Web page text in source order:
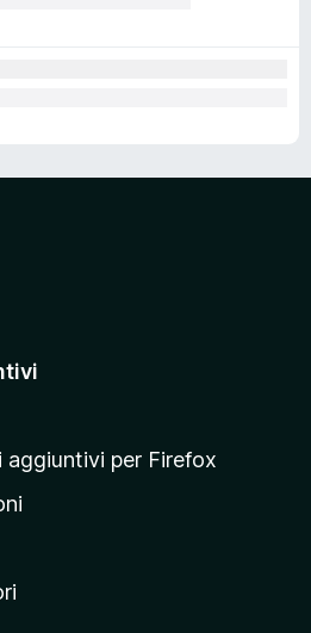
aggiuntivi per Firefox